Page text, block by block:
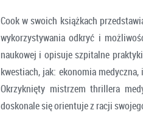
Cook w swoich książkach
wykorzystywania odkryć i
naukowej i opisuje szpitalne
kwestiach, jak: ekonomia
Okrzyknięty mistrzem thrillera
doskonale się orientuje z racji